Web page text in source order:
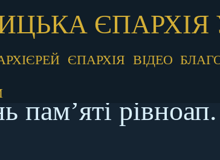
ЄПАРХІЯ
ЄПАРХІЯ ВІДЕО
пам’яті